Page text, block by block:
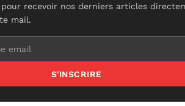
pour recevoir nos derniers articles
mail.
S'INSCRIRE